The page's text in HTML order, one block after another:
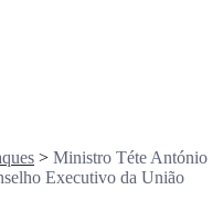
> Ministro Téte António
Executivo da União